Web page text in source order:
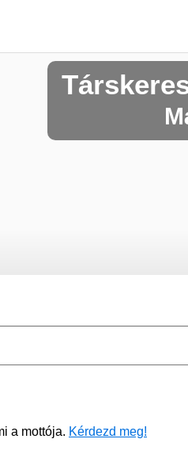
a mottója. Kérdezd meg!